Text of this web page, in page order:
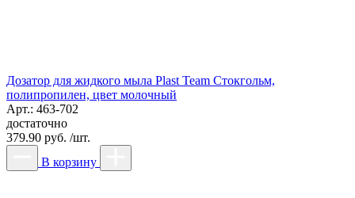
Дозатор для жидкого мыла Plast Team Стокгольм,
полипропилен, цвет молочный
Арт.: 463-702
достаточно
379.90 руб. /шт.
В корзину